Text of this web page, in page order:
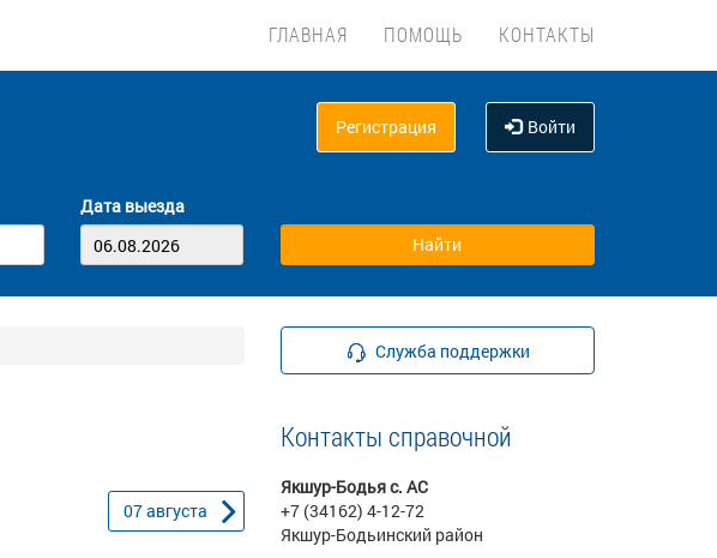
ГЛАВНАЯ ПОМОЩЬ КОНТАКТЫ
Регистрация Войти
Дата выезда
07августа
Служба поддержки
Контакты справочной
Якшур-Бодья с. АС
+7 (34162) 4-12-72
Якшур-Бодьинский район